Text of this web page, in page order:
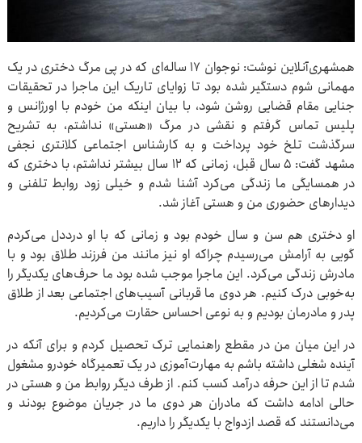
همشهری‌آنلاین نوشت: نوجوان ۱۷ ساله‌ای که در پی مرگ دختری در یک
مهمانی شوم دستگیر شده بود تا زوایای تاریک این ماجرا در تحقیقات
جنایی مقام قضایی روشن شود، با بیان اینکه من خودم با اورژانس و
پلیس تماس گرفتم و نقشی در مرگ «هستی» نداشتم، به تشریح
سرگذشت تلخ خود پرداخت و به کارشناس اجتماعی کلانتری نجفی
مشهد گفت: ۵ سال قبل، زمانی که ۱۲ سال بیشتر نداشتم، با دختری که
در همسایگی ما زندگی می‌کرد آشنا شدم و خیلی زود روابط تلفنی و
دیدارهای حضوری من و هستی آغاز شد.
او دختری هم سن و سال خودم بود و زمانی که با او درددل می‌کردم
گویی به آرامش می‌رسیدم چراکه او نیز مانند من فرزند طلاق بود و با
مادرش زندگی می‌کرد. این ماجرا موجب شده بود ما حرف‌های یکدیگر را
به‌خوبی درک کنیم. هر دوی ما قربانی آسیب‌های اجتماعی بعد از طلاق
پدر و مادرمان بودیم و به نوعی احساس حقارت می‌کردیم.
در این میان من در مقطع راهنمایی ترک تحصیل کردم و برای آنکه در
آینده شغلی داشته باشم به مهارت‌آموزی در یک تعمیرگاه خودرو مشغول
شدم تا از این حرفه درآمد کسب کنم. از طرف دیگر روابط من و هستی در
حالی ادامه داشت که مادران هر دوی ما در جریان موضوع بودند و
می‌دانستند که قصد ازدواج با یکدیگر را داریم.